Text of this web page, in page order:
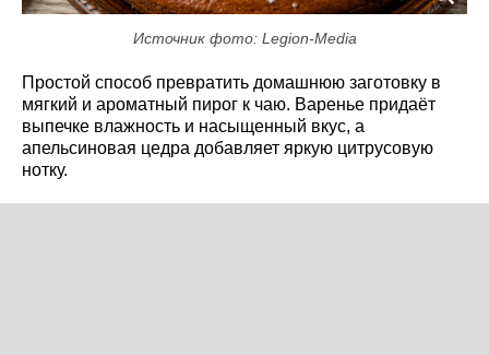
Источник фото: Legion-Media
Простой способ превратить домашнюю заготовку в
мягкий и ароматный пирог к чаю. Варенье придаёт
выпечке влажность и насыщенный вкус, а
апельсиновая цедра добавляет яркую цитрусовую
нотку.